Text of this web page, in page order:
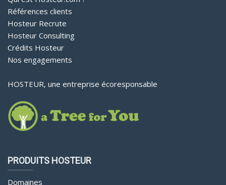
Références clients
Hosteur Recrute
Hosteur Consulting
Crédits Hosteur
Nos engagements
HOSTEUR, une entreprise écoresponsable
PRODUITS HOSTEUR
Domaines